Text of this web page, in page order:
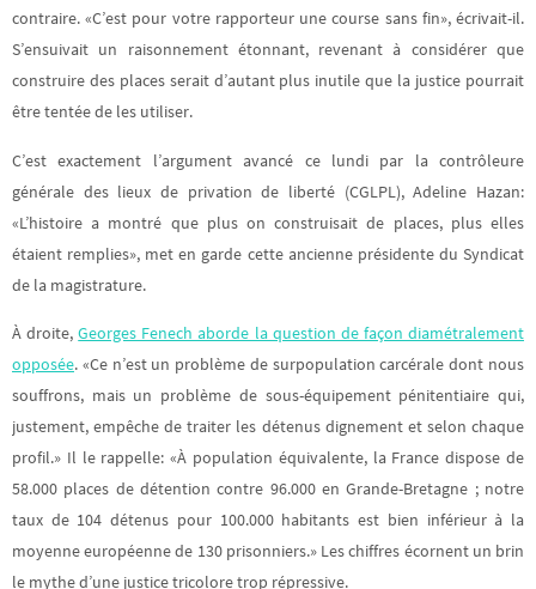
contraire. «C’est pour votre rapporteur une course sans fin», écrivait-il.
S’ensuivait un raisonnement étonnant, revenant à considérer que
construire des places serait d’autant plus inutile que la justice pourrait
être tentée de les utiliser.
C’est exactement l’argument avancé ce lundi par la contrôleure
générale des lieux de privation de liberté (CGLPL), Adeline Hazan:
«L’histoire a montré que plus on construisait de places, plus elles
étaient remplies», met en garde cette ancienne présidente du Syndicat
de la magistrature.
À droite,Georges Fenech aborde la question de façon diamétralement
opposée. «Ce n’est un problème de surpopulation carcérale dont nous
souffrons, mais un problème de sous-équipement pénitentiaire qui,
justement, empêche de traiter les détenus dignement et selon chaque
profil.» Il le rappelle: «À population équivalente, la France dispose de
58.000 places de détention contre 96.000 en Grande-Bretagne ; notre
taux de 104 détenus pour 100.000 habitants est bien inférieur à la
moyenne européenne de 130 prisonniers.» Les chiffres écornent un brin
le mythe d’une justice tricolore trop répressive.